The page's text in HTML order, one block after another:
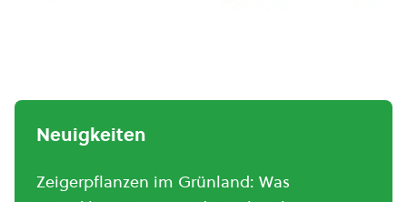
Neuigkeiten
Zeigerpflanzen im Grünland: Was